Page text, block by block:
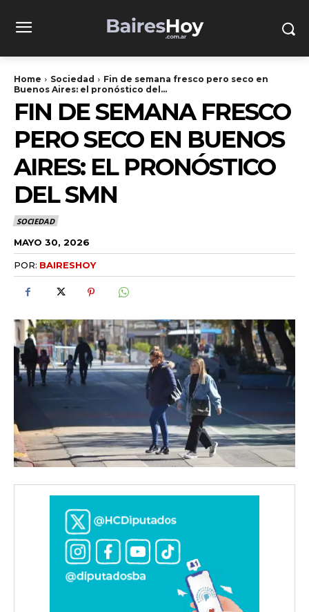
Home Sociedad
Fin de semana fresco pero seco en
Buenos Aires: el pronóstico del...
FIN DE SEMANA FRESCO
PERO SECO EN BUENOS
AIRES: EL PRONÓSTICO
DEL SMN
SOCIEDAD
MAYO 30, 2026
POR: BAIRESHOY